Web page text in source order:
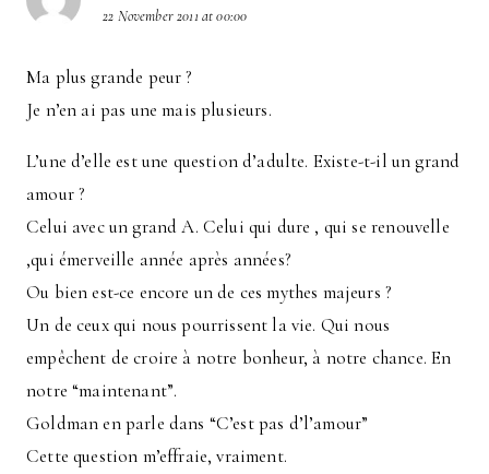
22 November 2011 at 00:00
Ma plus grande peur ?
Je n’en ai pas une mais plusieurs.
L’une d’elle est une question d’adulte. Existe-t-il un grand
amour ?
Celui avec un grand A. Celui qui dure , qui se renouvelle
,qui émerveille année après années?
Ou bien est-ce encore un de ces mythes majeurs ?
Un de ceux qui nous pourrissent la vie. Qui nous
empêchent de croire à notre bonheur, à notre chance. En
notre “maintenant”.
Goldman en parle dans “C’est pas d’l’amour”
Cette question m’effraie, vraiment.